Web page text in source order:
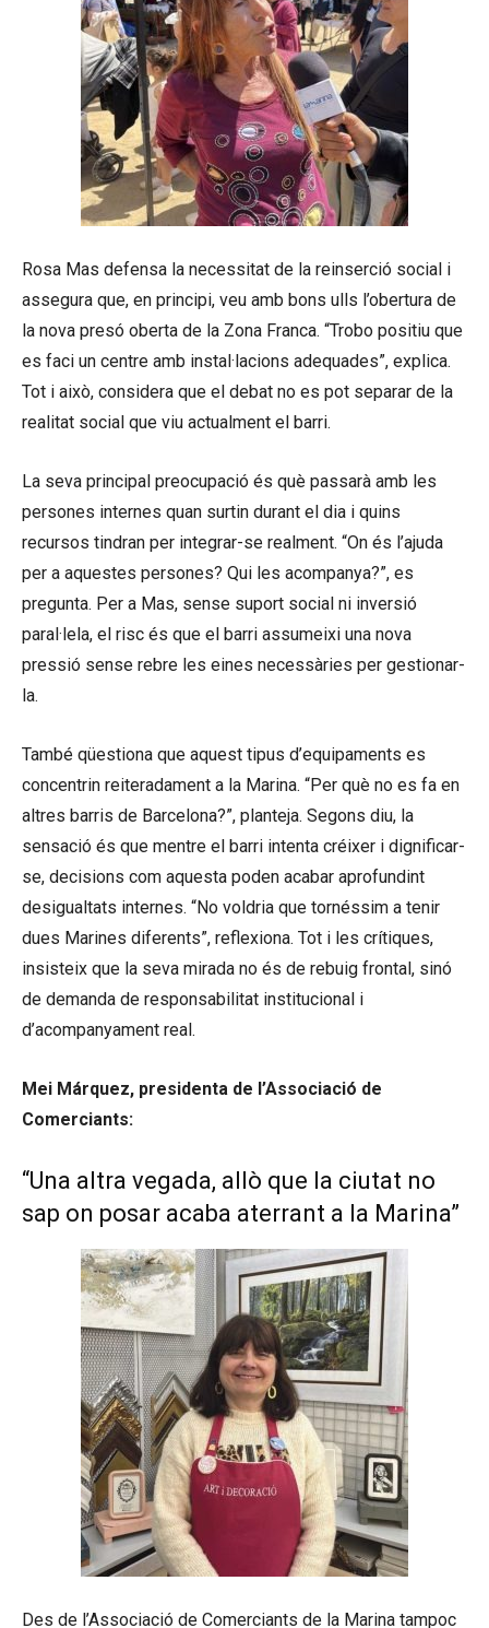
Rosa Mas defensa la necessitat de la reinserció social i
assegura que, en principi, veu amb bons ulls l’obertura de
la nova presó oberta de la Zona Franca. “Trobo positiu que
es faci un centre amb instal·lacions adequades”, explica.
Tot i això, considera que el debat no es pot separar de la
realitat social que viu actualment el barri.
La seva principal preocupació és què passarà amb les
persones internes quan surtin durant el dia i quins
recursos tindran per integrar-se realment. “On és l’ajuda
per a aquestes persones? Qui les acompanya?”, es
pregunta. Per a Mas, sense suport social ni inversió
paral·lela, el risc és que el barri assumeixi una nova
pressió sense rebre les eines necessàries per gestionar-
la.
També qüestiona que aquest tipus d’equipaments es
concentrin reiteradament a la Marina. “Per què no es fa en
altres barris de Barcelona?”, planteja. Segons diu, la
sensació és que mentre el barri intenta créixer i dignificar-
se, decisions com aquesta poden acabar aprofundint
desigualtats internes. “No voldria que tornéssim a tenir
dues Marines diferents”, reflexiona. Tot i les crítiques,
insisteix que la seva mirada no és de rebuig frontal, sinó
de demanda de responsabilitat institucional i
d’acompanyament real.
Mei Márquez, presidenta de l’Associació de
Comerciants:
“Una altra vegada, allò que la ciutat no
sap on posar acaba aterrant a la Marina”
Des de l’Associació de Comerciants de la Marina tampoc